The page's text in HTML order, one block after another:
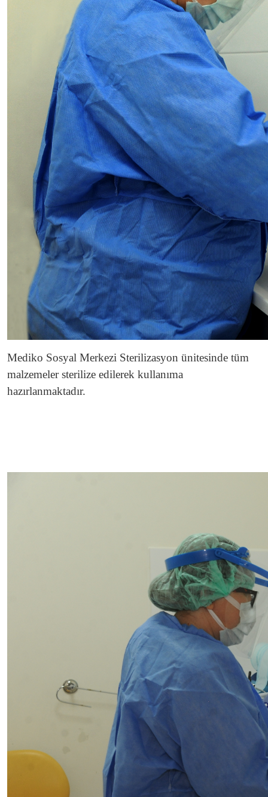
Mediko Sosyal Merkezi Sterilizasyon ünitesinde tüm
malzemeler sterilize edilerek kullanıma
hazırlanmaktadır.